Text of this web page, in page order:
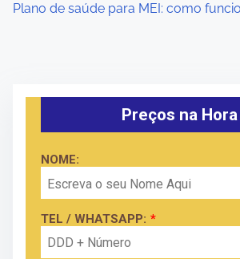
Plano de saúde para MEI: como